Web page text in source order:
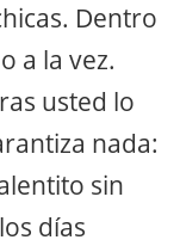
Dentro
a la vez.
usted lo
nada:
sin
días